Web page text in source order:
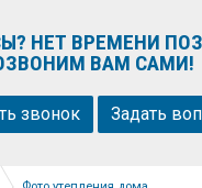
НЕТ ВРЕМЕНИ
ВАМ САМИ!
звонок Задать